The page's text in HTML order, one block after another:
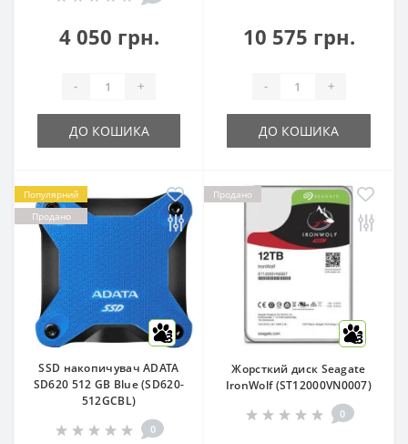
4 050 грн.
- +
ДО КОШИКА
10 575 грн.
- +
ДО КОШИКА
Популярний
Продано
3
SSD накопичувач ADATA
SD620 512 GB Blue (SD620-
512GCBL)
0
Продано
3
Жорсткий диск Seagate
IronWolf (ST12000VN0007)
0